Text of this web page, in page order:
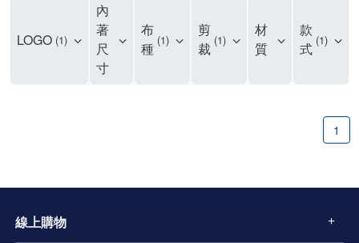
LOGO 1
內
著
尺
寸
布
種 1
剪
裁 1
材
質
款
式 1
1
線上購物